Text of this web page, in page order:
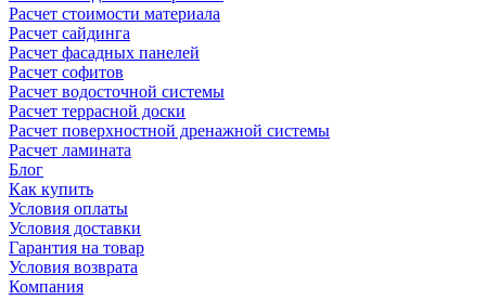
Расчет стоимости материала
Расчет сайдинга
Расчет фасадных панелей
Расчет софитов
Расчет водосточной системы
Расчет террасной доски
Расчет поверхностной дренажной системы
Расчет ламината
Блог
Как купить
Условия оплаты
Условия доставки
Гарантия на товар
Условия возврата
Компания